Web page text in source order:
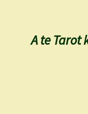
A te Tarot